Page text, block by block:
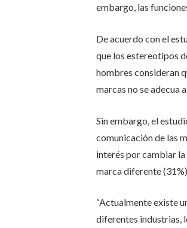
embargo, las
De acuerdo con el
que los estereotipos
hombres consideran
marcas no se adecua
Sin embargo, el
comunicación de las
interés por cambiar la
marca diferente (31%).
“Actualmente existe
diferentes industrias,